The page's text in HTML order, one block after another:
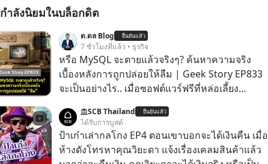
กำลังนิยมในบล็อกดิต
ด.ดล Blog ยืนยันแล้ว
7 ชั่วโมงที่แล้ว • ธุรกิจ
หรือ MySQL จะตายแล้วจริงๆ? ค้นหาความจริง
เบื้องหลังการถูกปล่อยให้ลืม | Geek Story EP833
จะเป็นอย่างไร.. เมื่อซอฟต์แวร์ฟรีที่หล่อเลี้ยง
กิจการไป? นี่คือเรื่องจริงของ MySQL ฐานข้อมูล
ระดับตำนานที่โปรแกรมเมอร์คนหนึ่งใช้เวลา 27 ปี
ปลุกปั้นและตั้งชื่อตามลูกสาวของตัวเอง เมื่อรู้ว่าผล
งานชิ้นเอกกำลังจะตกไปอยู่ในมือของอาณาจักรที่
SCB Thailand ยืนยันแล้ว
ได้รับการบูสต์
ป้าเก๋าเล่ากลโกง EP4 ตอนเขาบอกจะได้เงินคืน เมื่อ
ห้างดังโทรหาคุณวิยะดา แจ้งเรื่องเคลมสินค้าแล้ว